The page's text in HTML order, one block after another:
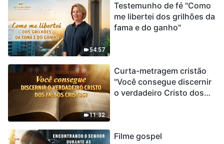
54:57
Testemunho de fé "Como
me libertei dos grilhões da
fama e do ganho"
11:32
Curta-metragem cristão
"Você consegue discernir
o verdadeiro Cristo dos
Filme gospel